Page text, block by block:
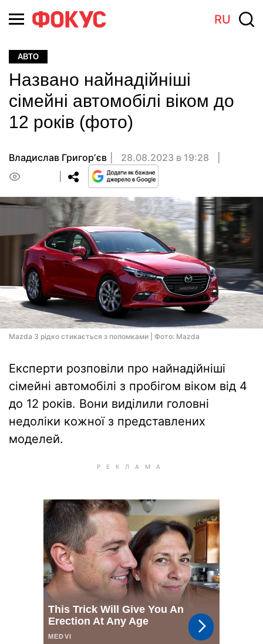
RU
АВТО
Названо найнадійніші
сімейні автомобілі віком до
12 років (фото)
Владислав Григорʼєв
28.08.2023 в 19:28
Mazda 3 рідко стикається з поломками | Фото: Mazda
Експерти розповіли про найнадійніші
сімейні автомобілі з пробігом віком від 4
до 12 років. Вони виділили головні
недоліки кожної з представлених
моделей.